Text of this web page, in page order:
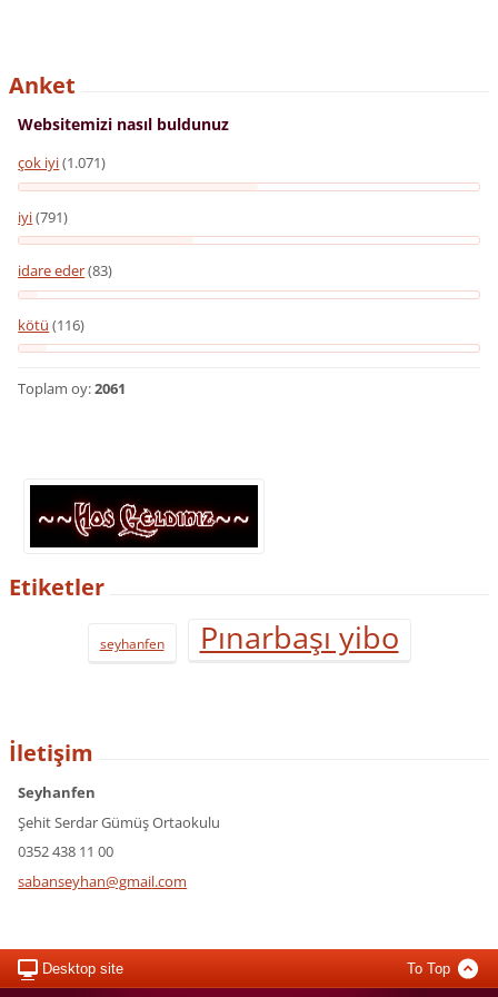
Anket
Websitemizi nasıl buldunuz
çok iyi(1.071)
iyi(791)
idare eder(83)
kötü (116)
Toplam oy:2061
Etiketler
seyhanfen Pınarbaşı yibo
İletişim
Seyhanfen
Şehit Serdar Gümüş Ortaokulu
0352 438 11 00
sabanseyhan@gmail.com
Desktop site To Top